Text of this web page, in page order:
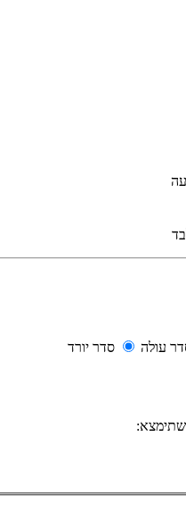
עולה
סדר יורד
שתימצא: